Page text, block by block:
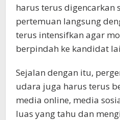
harus terus digencarkan
pertemuan langsung
terus intensifkan agar
berpindah ke kandidat
Sejalan dengan itu,
udara juga harus terus
media online, media
luas yang tahu dan